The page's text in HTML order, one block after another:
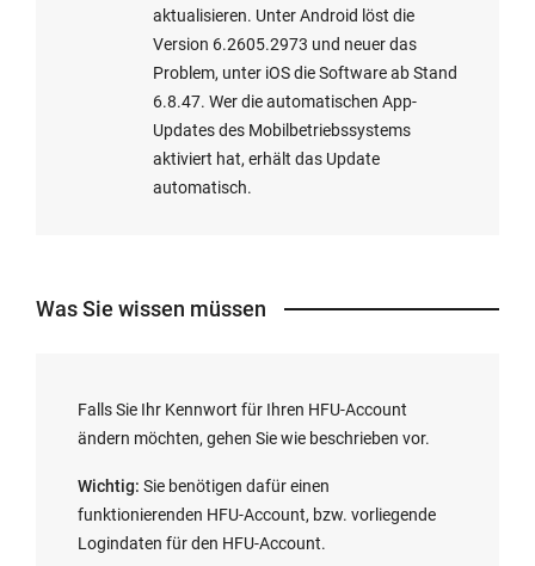
aktualisieren. Unter Android löst die
Version 6.2605.2973 und neuer das
Problem, unter iOS die Software ab Stand
6.8.47. Wer die automatischen App-
Updates des Mobilbetriebssystems
aktiviert hat, erhält das Update
automatisch.
Was Sie wissen müssen
Falls Sie Ihr Kennwort für Ihren HFU-Account
ändern möchten, gehen Sie wie beschrieben vor.
Wichtig: Sie benötigen dafür einen
funktionierenden HFU-Account, bzw. vorliegende
Logindaten für den HFU-Account.